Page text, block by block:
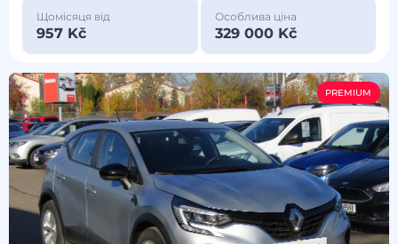
Щомісяця від
957 Kč
Особлива ціна
329 000 Kč
PREMIUM